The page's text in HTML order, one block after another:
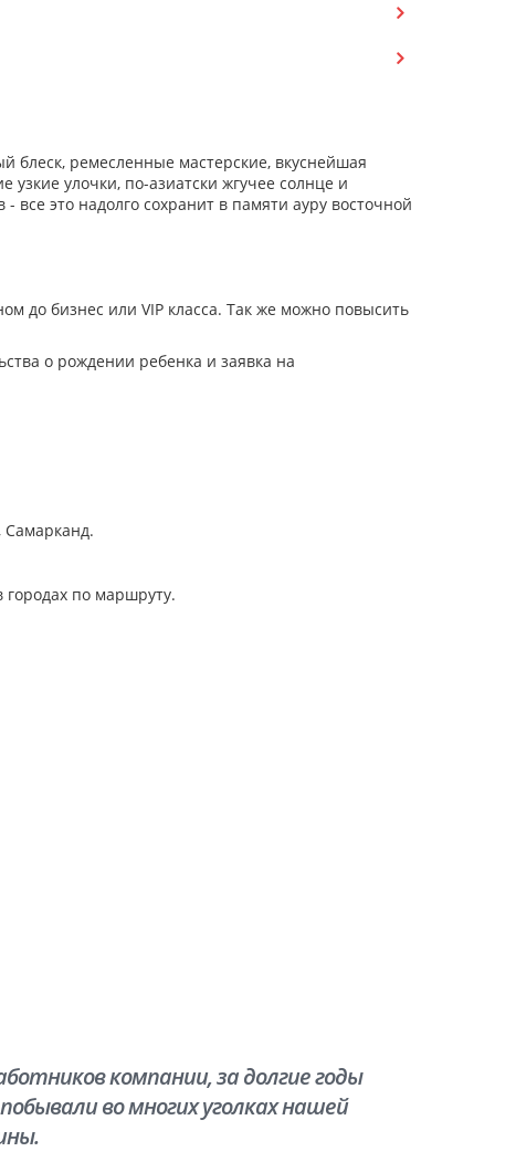
ремесленные мастерские, вкуснейшая
улочки, по-азиатски жгучее солнце и
это надолго сохранит в памяти ауру восточной
до бизнес или VIP класса. Так же можно повысить
о рождении ребенка и заявка на
Самарканд.
по маршруту.
компании, за долгие годы
во многих уголках нашей